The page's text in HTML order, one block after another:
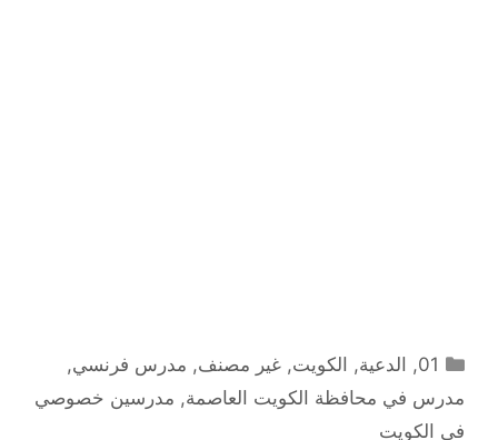
التصنيفات
01
, الدعية, الكويت,غير مصنف, مدرس فرنسي,
مدرس في محافظة الكويت العاصمة, مدرسين خصوصي
في الكويت